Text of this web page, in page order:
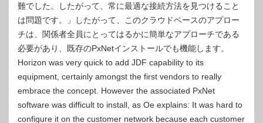
難でした。したがって、常に最適な接続方法を見つけること
は問題です。」したがって、このクラウドベースのアプロー
チは、関係者全員にとってはるかに簡単なアプローチである
必要があり、既存のPxNetインストールでも機能します。
Horizon was very quick to add JDF capability to its
equipment, certainly amongst the first vendors to really
embrace the concept. However the associated PxNet
software was difficult to install, as Oe explains: It was hard to
configure it on the customer network because each customer